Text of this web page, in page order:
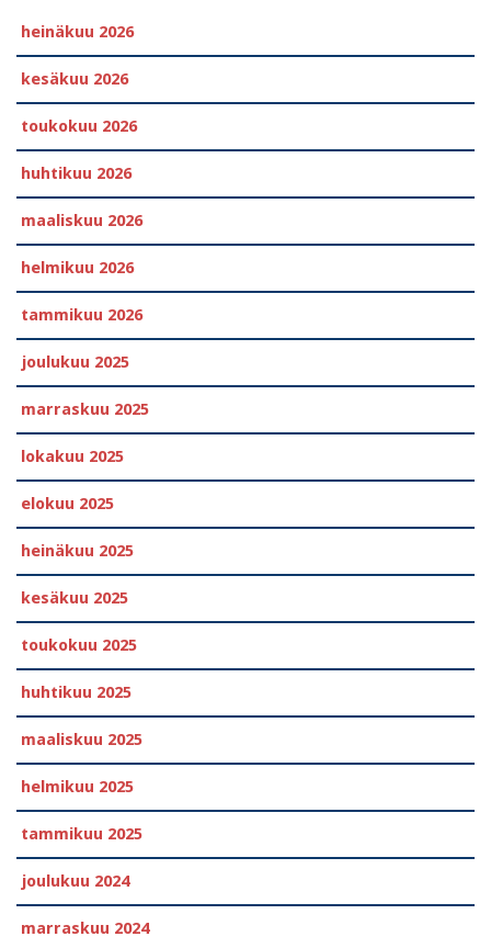
heinäkuu 2026
kesäkuu 2026
toukokuu 2026
huhtikuu 2026
maaliskuu 2026
helmikuu 2026
tammikuu 2026
joulukuu 2025
marraskuu 2025
lokakuu 2025
elokuu 2025
heinäkuu 2025
kesäkuu 2025
toukokuu 2025
huhtikuu 2025
maaliskuu 2025
helmikuu 2025
tammikuu 2025
joulukuu 2024
marraskuu 2024